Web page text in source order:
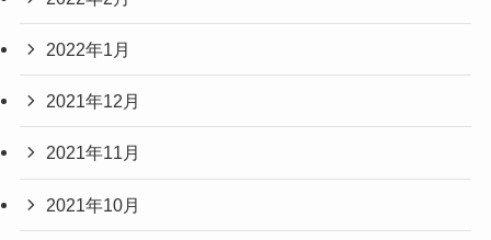
2022年1月
2021年12月
2021年11月
2021年10月